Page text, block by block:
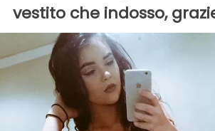
vestito che indosso,